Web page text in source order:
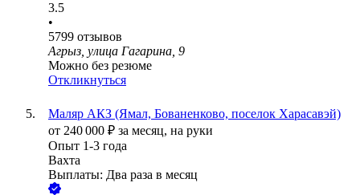
3.5
•
5799 отзывов
Агрыз, улица Гагарина, 9
Можно без резюме
Откликнуться
Маляр АКЗ (Ямал, Бованенково, поселок Харасавэй)
от 240 000 ₽ за месяц, на руки
Опыт 1-3 года
Вахта
Выплаты: Два раза в месяц